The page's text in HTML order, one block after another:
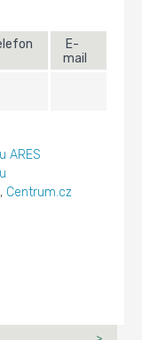
E-
mail
ARES
, Centrum.cz